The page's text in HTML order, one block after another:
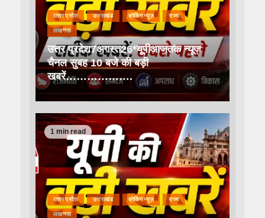
उत्तर प्रदेश उत्तराखंड ब्रेकिंग न्यूज़ राज्य
लखनऊ
उत्तर प्रदेश7अगस्त26*यूपीआजतक न्यूज
चैनल सुबह 10 बजे की बड़ी
खबरें……………….
1 min read
उत्तर प्रदेश उत्तराखंड ब्रेकिंग न्यूज़ राज्य
लखनऊ